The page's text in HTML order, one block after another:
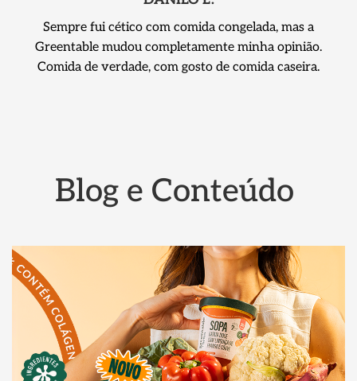
Sempre fui cético com comida congelada, mas a
Greentable mudou completamente minha opinião.
Comida de verdade, com gosto de comida caseira.
Blog e Conteúdo